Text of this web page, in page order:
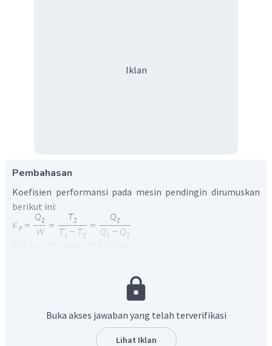
Iklan
Pembahasan
Koefisien performansi pada mesin pendingin dirumuskan
berikut ini:
Sehingga, daya listrik yang dipakai untuk kulkas tersebut
Buka akses jawaban yang telah terverifikasi
Lihat Iklan